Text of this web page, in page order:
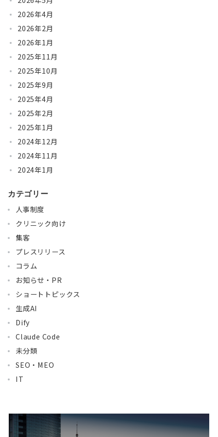
2026年4月
2026年2月
2026年1月
2025年11月
2025年10月
2025年9月
2025年4月
2025年2月
2025年1月
2024年12月
2024年11月
2024年1月
カテゴリー
人事制度
クリニック向け
集客
プレスリリース
コラム
お知らせ・PR
ショートトピックス
生成AI
Dify
Claude Code
未分類
SEO・MEO
IT